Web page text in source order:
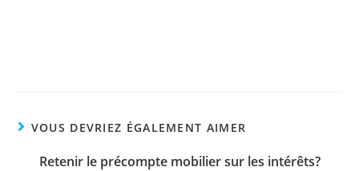
VOUS DEVRIEZ ÉGALEMENT AIMER
Retenir le précompte mobilier sur les intérêts?